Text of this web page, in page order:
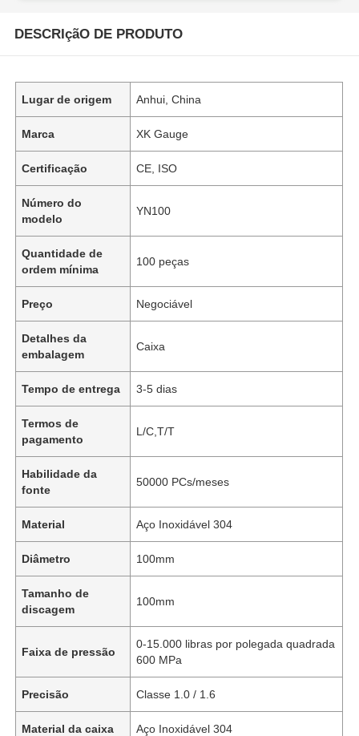
DESCRIçãO DE PRODUTO
Lugar de origem Anhui, China
Marca XK Gauge
Certificação CE, ISO
Número do
modelo
YN100
Quantidade de
ordem mínima
100 peças
Preço Negociável
Detalhes da
embalagem
Caixa
Tempo de entrega 3-5 dias
Termos de
pagamento
L/C,T/T
Habilidade da
fonte
50000 PCs/meses
Material Aço Inoxidável 304
Diâmetro 100mm
Tamanho de
discagem
100mm
Faixa de pressão
0-15.000 libras por polegada quadrada
600 MPa
Precisão Classe 1.0 / 1.6
Material da caixa Aço Inoxidável 304